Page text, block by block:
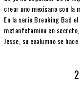
crear uno mexicano con la
En la serie Breaking Bad
metanfetamina en
Jesse, su exalumno se